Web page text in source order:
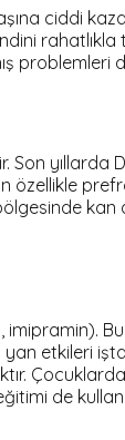
ciddi
problemleri
Son yıllarda
özellikle
kan
etkileri
Çocuklarda
de